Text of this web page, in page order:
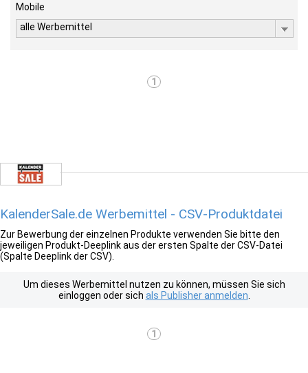
Mobile
alle Werbemittel
1
KalenderSale.de Werbemittel - CSV-Produktdatei
Zur Bewerbung der einzelnen Produkte verwenden Sie bitte den
jeweiligen Produkt-Deeplink aus der ersten Spalte der CSV-Datei
(Spalte Deeplink der CSV).
Um dieses Werbemittel nutzen zu können, müssen Sie sich
einloggen oder sich als Publisher anmelden
1